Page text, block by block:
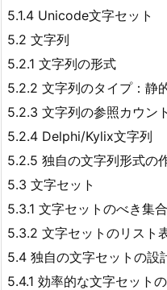
5.1.4 Unicode文字セット
5.2 文字列
5.2.1 文字列の形式
5.2.2 文字列のタイプ：静
5.2.3 文字列の参照カウント
5.2.4 Delphi/Kylix文字列
5.2.5 独自の文字列形式の
5.3 文字セット
5.3.1 文字セットのべき集
5.3.2 文字セットのリスト
5.4 独自の文字セットの設
5.4.1 効率的な文字セット